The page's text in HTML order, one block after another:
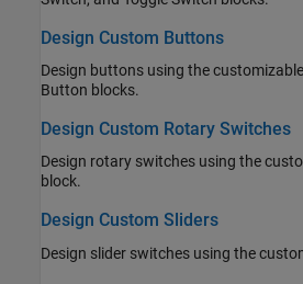
Design Custom Buttons
Design buttons using the customizable
Button blocks.
Design Custom Rotary Switches
Design rotary switches using the
block.
Design Custom Sliders
Design slider switches using the